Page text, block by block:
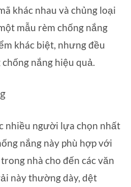
khác nhau và chủng loại
mẫu rèm chống nắng
khác biệt, nhưng đều
nắng hiệu quả.
nhiều người lựa chọn nhất
nắng này phù hợp với
nhà cho đến các văn
này thường dày, dệt